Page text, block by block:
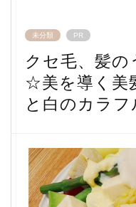
未分類 PR
クセ毛、髪の
☆美を導く美
と白のカラ